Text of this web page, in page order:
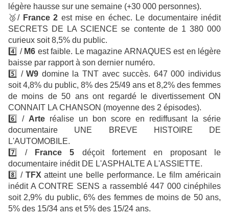
légère hausse sur une semaine (+30 000 personnes).
🥉/ France 2 est mise en échec. Le documentaire inédit
SECRETS DE LA SCIENCE se contente de 1 380 000
curieux soit 8,5% du public.
4️⃣ / M6 est faible. Le magazine ARNAQUES est en légère
baisse par rapport à son dernier numéro.
5️⃣ /W9 domine la TNT avec succès. 647 000 individus
soit 4,8% du public, 8% des 25/49 ans et 8,2% des femmes
de moins de 50 ans ont regardé le divertissement ON
CONNAIT LA CHANSON (moyenne des 2 épisodes).
6️⃣ / Arte réalise un bon score en rediffusant la série
documentaire UNE BREVE HISTOIRE DE
L'AUTOMOBILE.
7️⃣ /
France 5 déçoit fortement en proposant le
documentaire inédit DE L'ASPHALTE A L'ASSIETTE.
8️⃣ / TFXatteint une belle performance. Le film américain
inédit A CONTRE SENS a rassemblé 447 000 cinéphiles
soit 2,9% du public, 6% des femmes de moins de 50 ans,
5% des 15/34 ans et 5% des 15/24 ans.